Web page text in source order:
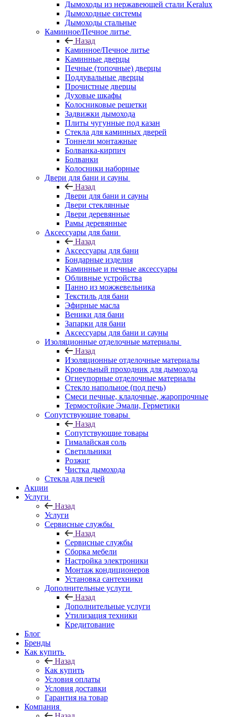
Дымоходы из нержавеющей стали Keralux
Дымоходные системы
Дымоходы стальные
Каминное/Печное литье
Назад
Каминное/Печное литье
Каминные дверцы
Печные (топочные) дверцы
Поддувальные дверцы
Прочистные дверцы
Духовые шкафы
Колосниковые решетки
Задвижки дымохода
Плиты чугунные под казан
Стекла для каминных дверей
Тоннели монтажные
Болванка-кирпич
Болванки
Колосники наборные
Двери для бани и сауны
Назад
Двери для бани и сауны
Двери стеклянные
Двери деревянные
Рамы деревянные
Аксессуары для бани
Назад
Аксессуары для бани
Бондарные изделия
Каминные и печные аксессуары
Обливные устройства
Панно из можжевельника
Текстиль для бани
Эфирные масла
Веники для бани
Запарки для бани
Аксессуары для бани и сауны
Изоляционные отделочные материалы
Назад
Изоляционные отделочные материалы
Кровельный проходник для дымохода
Огнеупорные отделочные материалы
Стекло напольное (под печь)
Смеси печные, кладочные, жаропрочные
Термостойкие Эмали, Герметики
Сопутствующие товары
Назад
Сопутствующие товары
Гималайская соль
Светильники
Розжиг
Чистка дымохода
Стекла для печей
Акции
Услуги
Назад
Услуги
Сервисные службы
Назад
Сервисные службы
Сборка мебели
Настройка электроники
Монтаж кондиционеров
Установка сантехники
Дополнительные услуги
Назад
Дополнительные услуги
Утилизация техники
Кредитование
Блог
Бренды
Как купить
Назад
Как купить
Условия оплаты
Условия доставки
Гарантия на товар
Компания